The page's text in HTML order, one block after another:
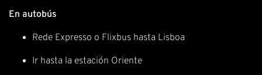
En autobús
Rede Expresso o Flixbus hasta Lisboa
Ir hasta la estación Oriente